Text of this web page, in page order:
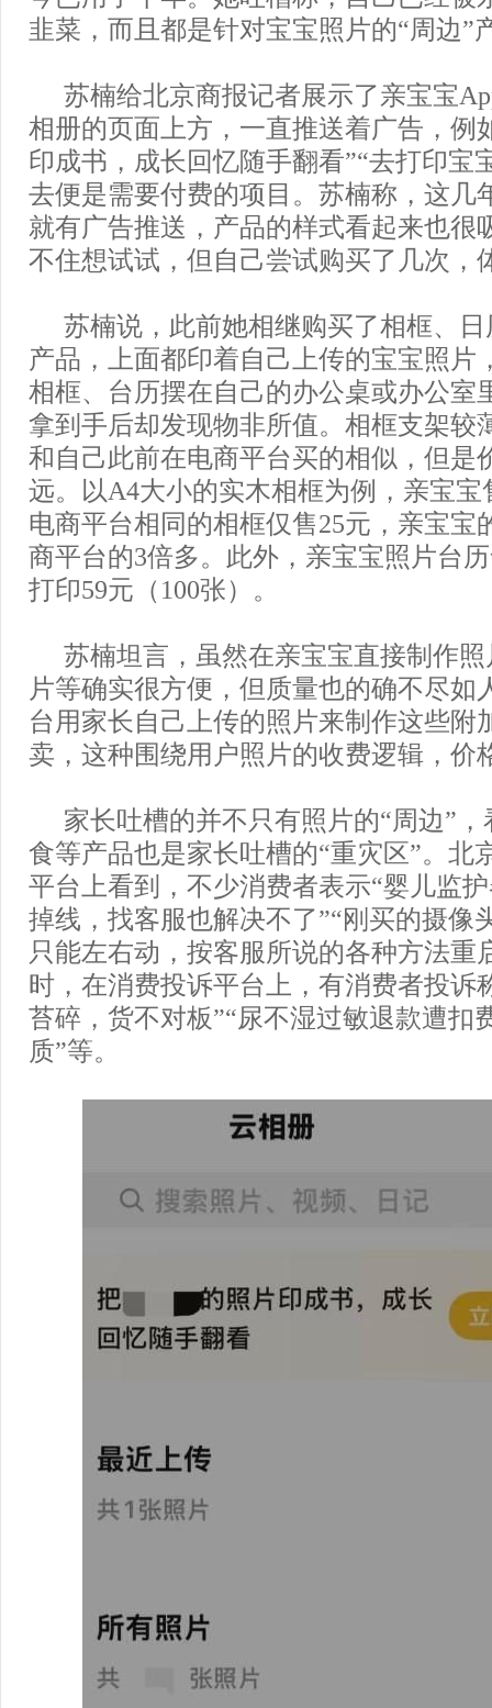
韭菜，而且都是针对宝宝照片的“周边”
苏楠给北京商报记者展示了亲宝宝
相册的页面上方，一直推送着广告，例
印成书，成长回忆随手翻看”“去打印宝
去便是需要付费的项目。苏楠称，这几
就有广告推送，产品的样式看起来也很
不住想试试，但自己尝试购买了几次，
苏楠说，此前她相继购买了相框、
产品，上面都印着自己上传的宝宝照片
相框、台历摆在自己的办公桌或办公室
拿到手后却发现物非所值。相框支架较
和自己此前在电商平台买的相似，但是
远。以A4大小的实木相框为例，亲宝宝
电商平台相同的相框仅售25元，亲宝宝
商平台的3倍多。此外，亲宝宝照片台
打印59元（100张）。
苏楠坦言，虽然在亲宝宝直接制作
片等确实很方便，但质量也的确不尽如
台用家长自己上传的照片来制作这些附
卖，这种围绕用户照片的收费逻辑，价
家长吐槽的并不只有照片的“周边”
食等产品也是家长吐槽的“重灾区”。北
平台上看到，不少消费者表示“婴儿监
掉线，找客服也解决不了”“刚买的摄像
只能左右动，按客服所说的各种方法重
时，在消费投诉平台上，有消费者投诉
苔碎，货不对板”“尿不湿过敏退款遭扣
质”等。